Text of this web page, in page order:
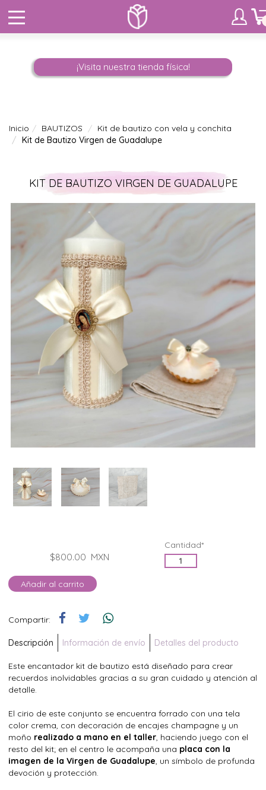
¡Visita nuestra tienda física!
Inicio BAUTIZOS
Kit de bautizo con vela y conchita
Kit de Bautizo Virgen de Guadalupe
KIT DE BAUTIZO VIRGEN DE GUADALUPE
$800.00 MXN
Cantidad*
Añadir al carrito
Compartir:
Descripción Información de envío Detalles del producto
Este encantador kit de bautizo está diseñado para crear
recuerdos inolvidables gracias a su gran cuidado y atención al
detalle.
El cirio de este conjunto se encuentra forrado con una tela
color crema, con decoración de encajes champagne y un
moño realizado a mano en el taller, haciendo juego con el
resto del kit; en el centro le acompaña una placa con la
imagen de la Virgen de Guadalupe, un símbolo de profunda
devoción y protección.